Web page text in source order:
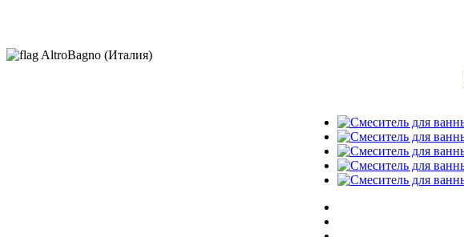
AltroBagno (Италия)